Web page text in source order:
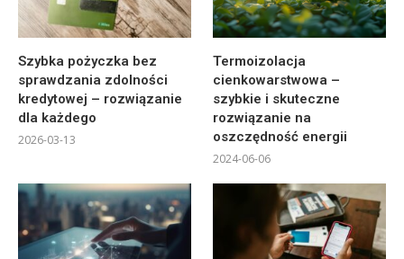
Szybka pożyczka bez
sprawdzania zdolności
kredytowej – rozwiązanie
dla każdego
2026-03-13
Termoizolacja
cienkowarstwowa –
szybkie i skuteczne
rozwiązanie na
oszczędność energii
2024-06-06